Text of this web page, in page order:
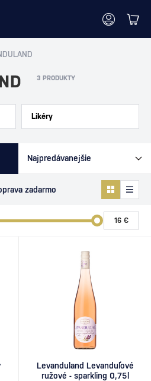
3 PRODUKTY
Likéry
zadarmo
Levanduland Levanduľové
ružové - sparkling 0,75l